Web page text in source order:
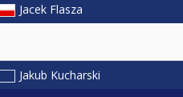
Jacek Flasza
Jakub Kucharski